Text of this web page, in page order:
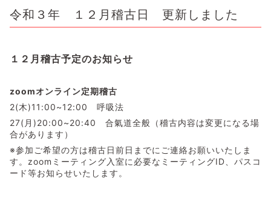
令和３年 １２月稽古日 更新しました
１２月稽古予定のお知らせ
zoomオンライン定期稽古
2(木)11:00~12:00 呼吸法
27(月)20:00~20:40 合氣道全般（稽古内容は変更になる場
合があります）
※参加ご希望の方は稽古日前日までにご連絡お願いいたしま
す。zoomミーティング入室に必要なミーティングID、パスコ
ード等お知らせいたします。